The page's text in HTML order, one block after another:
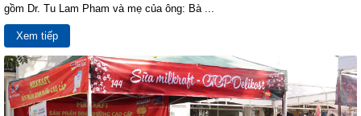
gồm Dr. Tu Lam Pham và mẹ của ông: Bà ...
Xem tiếp